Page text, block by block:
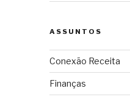
ASSUNTOS
Conexão Receita
Finanças